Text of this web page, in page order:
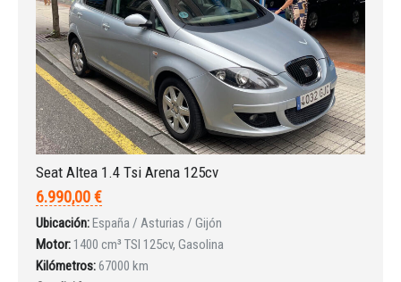
Iniciar sesión
Seat Altea 1.4 Tsi Arena 125cv
6.990,00 €
Ubicación:España / Asturias / Gijón
Motor: 1400 cm³ TSI 125cv, Gasolina
Kilómetros:67000 km